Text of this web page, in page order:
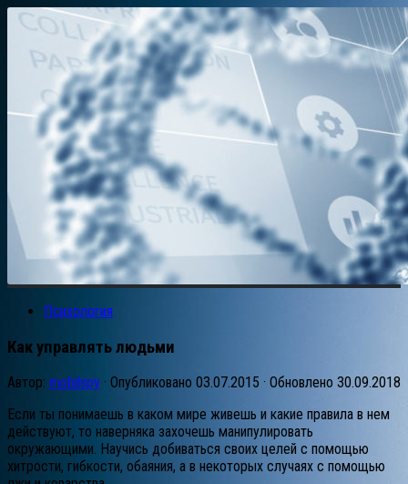
Психология
Как управлять людьми
Автор: mobilspy · Опубликовано 03.07.2015 · Обновлено 30.09.2018
Если ты понимаешь в каком мире живешь и какие правила в нем
действуют, то наверняка захочешь манипулировать
окружающими. Научись добиваться своих целей с помощью
хитрости, гибкости, обаяния, а в некоторых случаях с помощью